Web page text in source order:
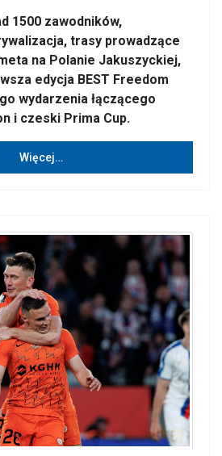
1500 zawodników,
trasy prowadzące
na Polanie Jakuszyckiej,
edycja BEST Freedom
wydarzenia łączącego
i czeski Prima Cup.
Więcej…